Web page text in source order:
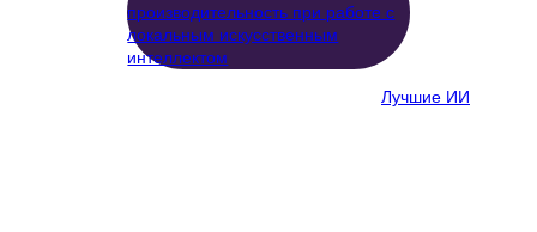
Лучшие ИИ